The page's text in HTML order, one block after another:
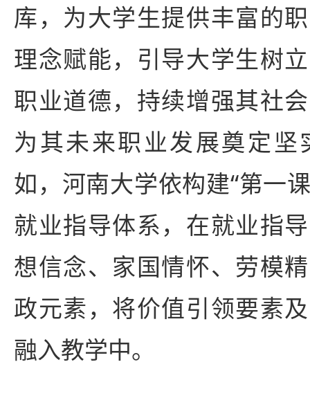
库，为大学生提供丰富的
理念赋能，引导大学生树
职业道德，持续增强其社
为其未来职业发展奠定坚
如，河南大学依构建“第一
就业指导体系，在就业指
想信念、家国情怀、劳模
政元素，将价值引领要素
融入教学中。